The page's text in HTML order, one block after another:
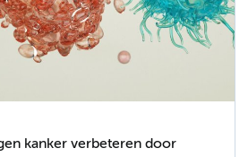
kanker verbeteren door